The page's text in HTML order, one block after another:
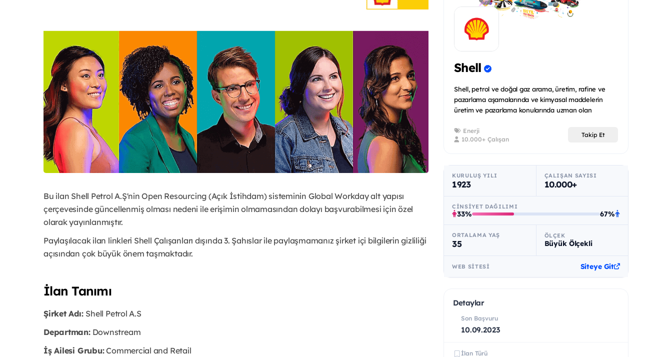
Bu ilan Shell Petrol A.Ş'nin Open Resourcing (Açık İstihdam) sisteminin Global Workday alt yapısı
çerçevesinde güncellenmiş olması nedeni ile erişimin olmamasından dolayı başvurabilmesi için özel
olarak yayınlanmıştır.
Paylaşılacak ilan linkleri Shell Çalışanları dışında 3. Şahıslar ile paylaşmamanız şirket içi bilgilerin gizliliği
açısından çok büyük önem taşmaktadır.
İlan Tanımı
Şirket Adı: Shell Petrol A.S
Departman:Downstream
İş Ailesi Grubu:Commercial and Retail
Shell
Shell, petrol ve doğal gaz arama, üretim, rafine ve
pazarlama aşamalarında ve kimyasal maddelerin
üretim ve pazarlama konularında uzman olan
Enerji
10.000+ Çalışan
Takip Et
KURULUŞ YILI
1923
ÇALIŞAN SAYISI
10.000+
CINSIYET DAĞILIMI
33% 67%
ORTALAMA YAŞ
35
ÖLÇEK
Büyük Ölçekli
WEB SITESI Siteye Git
Detaylar
Son Başvuru
10.09.2023
İlan Türü